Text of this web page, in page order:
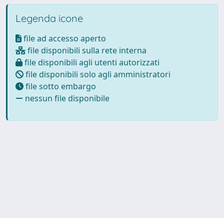
Legenda icone
file ad accesso aperto
file disponibili sulla rete interna
file disponibili agli utenti autorizzati
file disponibili solo agli amministratori
file sotto embargo
nessun file disponibile